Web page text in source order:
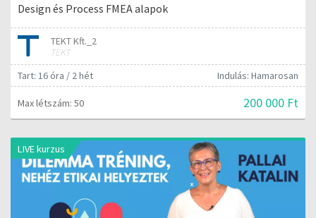
Design és Process FMEA alapok
TEKT Kft._2
TEKT
Tart: 16 óra / 2 hét
Indulás: Hamarosan
Max létszám: 50 200 000 Ft
LIVE kurzus